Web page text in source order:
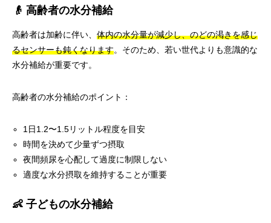
👴 高齢者の水分補給
高齢者は加齢に伴い、 体内の水分量が減少し、のどの渇きを感じ
るセンサーも鈍くなります。そのため、若い世代よりも意識的な
水分補給が重要です。
高齢者の水分補給のポイント：
1日1.2〜1.5リットル程度を目安
時間を決めて少量ずつ摂取
夜間頻尿を心配して過度に制限しない
適度な水分摂取を維持することが重要
👶 子どもの水分補給